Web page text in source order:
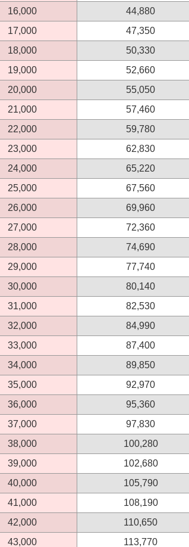
16,000
44,880
17,000
47,350
18,000
50,330
19,000
52,660
20,000
55,050
21,000
57,460
22,000
59,780
23,000
62,830
24,000
65,220
25,000
67,560
26,000
69,960
27,000
72,360
28,000
74,690
29,000
77,740
30,000
80,140
31,000
82,530
32,000
84,990
33,000
87,400
34,000
89,850
35,000
92,970
36,000
95,360
37,000
97,830
38,000
100,280
39,000
102,680
40,000
105,790
41,000
108,190
42,000
110,650
43,000
113,770